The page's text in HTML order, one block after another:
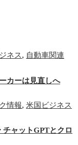
ネス, 自動車関連
カーは見直しへ
情報, 米国ビジネス
ャットGPTとクロ